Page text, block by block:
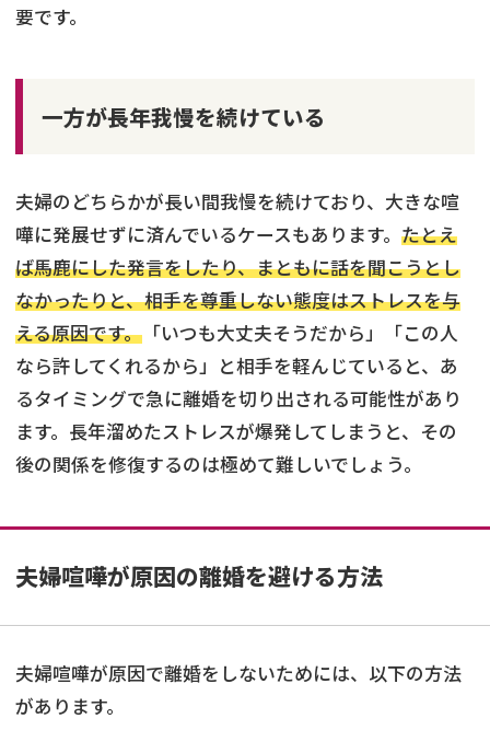
要です。
一方が長年我慢を続けている
夫婦のどちらかが長い間我慢を続けており、大きな喧
嘩に発展せずに済んでいるケースもあります。 たとえ
ば馬鹿にした発言をしたり、まともに話を聞こうとし
なかったりと、相手を尊重しない態度はストレスを与
える原因です。 「いつも大丈夫そうだから」「この人
なら許してくれるから」と相手を軽んじていると、あ
るタイミングで急に離婚を切り出される可能性があり
ます。長年溜めたストレスが爆発してしまうと、その
後の関係を修復するのは極めて難しいでしょう。
夫婦喧嘩が原因の離婚を避ける方法
夫婦喧嘩が原因で離婚をしないためには、以下の方法
があります。